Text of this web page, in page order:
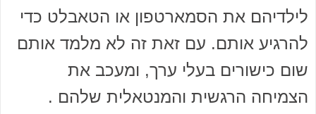
לילדיהם את הסמארטפון או הטאבלט כדי
להרגיע אותם. עם זאת זה לא מלמד אותם
שום כישורים בעלי ערך, ומעכב את
הצמיחה הרגשית והמנטאלית שלהם .